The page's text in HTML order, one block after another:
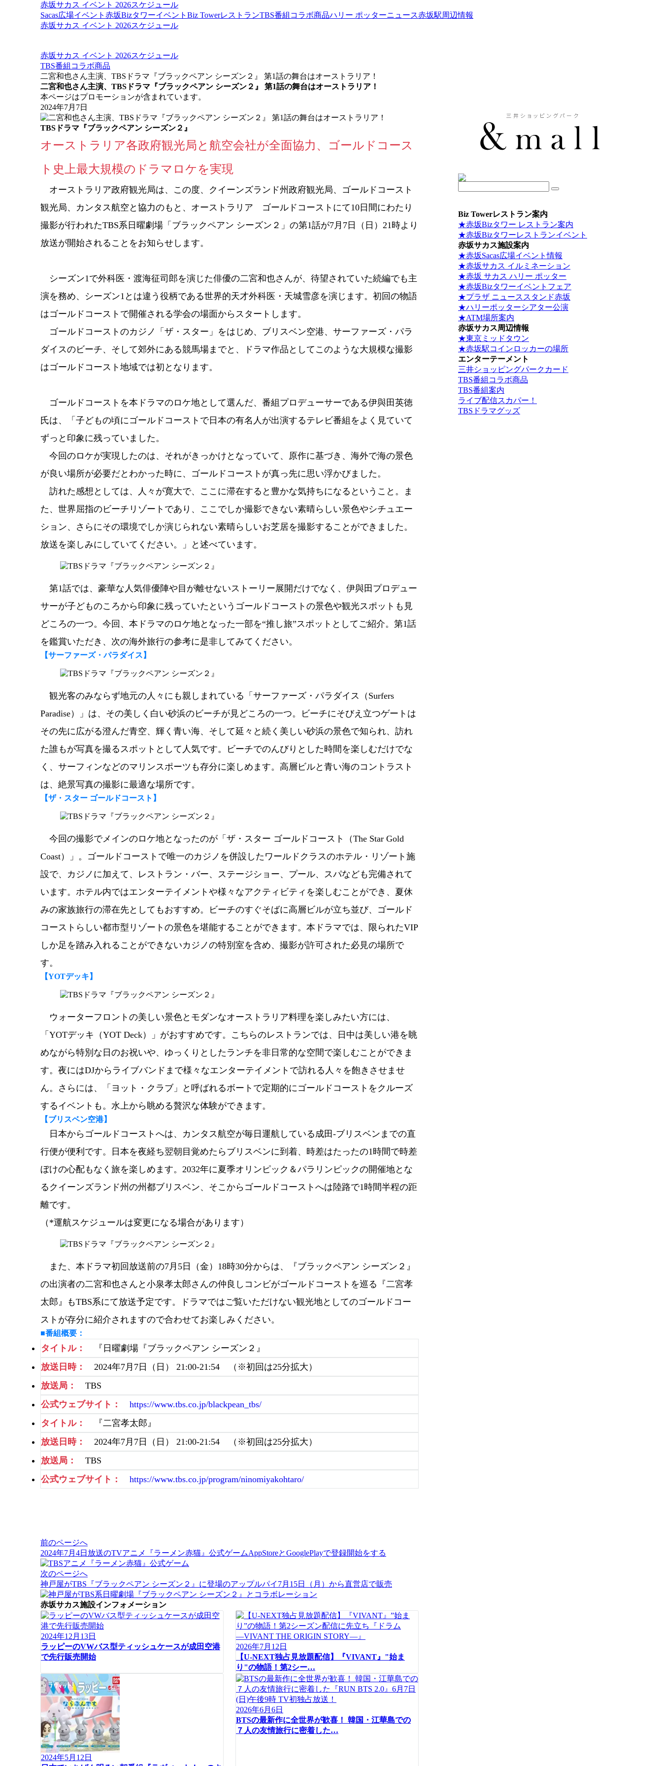
赤坂サカス イベント 2026スケジュール
Sacas広場イベント 赤坂Bizタワーイベント Biz TowerレストランTBS番組コラボ商品ハリー ポッターニュース赤坂駅周辺情報
赤坂サカス イベント 2026スケジュール
赤坂サカス イベント 2026スケジュール
TBS番組コラボ商品
二宮和也さん主演、TBSドラマ『ブラックペアン シーズン２』 第1話の舞台はオーストラリア！
二宮和也さん主演、TBSドラマ『ブラックペアン シーズン２』 第1話の舞台はオーストラリア！
本ページはプロモーションが含まれています。
2024年7月7日
TBSドラマ『ブラックペアン シーズン２』
オーストラリア各政府観光局と航空会社が全面協力、ゴールドコース
ト史上最大規模のドラマロケを実現
オーストラリア政府観光局は、この度、クイーンズランド州政府観光局、ゴールドコースト
観光局、カンタス航空と協力のもと、オーストラリア ゴールドコーストにて10日間にわたり
撮影が行われたTBS系日曜劇場「ブラックペアン シーズン２」の第1話が7月7日（日）21時より
放送が開始されることをお知らせします。
シーズン1で外科医・渡海征司郎を演じた俳優の二宮和也さんが、待望されていた続編でも主
演を務め、シーズン1とは違う役柄である世界的天才外科医・天城雪彦を演じます。初回の物語
はゴールドコーストで開催される学会の場面からスタートします。
ゴールドコーストのカジノ「ザ・スター」をはじめ、ブリスベン空港、サーファーズ・パラ
ダイスのビーチ、そして郊外にある競馬場までと、ドラマ作品としてこのような大規模な撮影
はゴールドコースト地域では初となります。
ゴールドコーストを本ドラマのロケ地として選んだ、番組プロデューサーである伊與田英徳
氏は、「子どもの頃にゴールドコーストで日本の有名人が出演するテレビ番組をよく見ていて
ずっと印象に残っていました。
今回のロケが実現したのは、それがきっかけとなっていて、原作に基づき、海外で海の景色
が良い場所が必要だとわかった時に、ゴールドコーストが真っ先に思い浮かびました。
訪れた感想としては、人々が寛大で、ここに滞在すると豊かな気持ちになるということ。ま
た、世界屈指のビーチリゾートであり、ここでしか撮影できない素晴らしい景色やシチュエー
ション、さらにその環境でしか演じられない素晴らしいお芝居を撮影することができました。
放送を楽しみにしていてください。」と述べています。
第1話では、豪華な人気俳優陣や目が離せないストーリー展開だけでなく、伊與田プロデュー
サーが子どものころから印象に残っていたというゴールドコーストの景色や観光スポットも見
どころの一つ。今回、本ドラマのロケ地となった一部を“推し旅”スポットとしてご紹介。第1話
を鑑賞いただき、次の海外旅行の参考に是非してみてください。
【サーファーズ・パラダイス】
観光客のみならず地元の人々にも親しまれている「サーファーズ・パラダイス（Surfers
Paradise）」は、その美しく白い砂浜のビーチが見どころの一つ。ビーチにそびえ立つゲートは
その先に広がる澄んだ青空、輝く青い海、そして延々と続く美しい砂浜の景色で知られ、訪れ
た誰もが写真を撮るスポットとして人気です。ビーチでのんびりとした時間を楽しむだけでな
く、サーフィンなどのマリンスポーツも存分に楽しめます。高層ビルと青い海のコントラスト
は、絶景写真の撮影に最適な場所です。
【ザ・スター ゴールドコースト 】
今回の撮影でメインのロケ地となったのが「ザ・スター ゴールドコースト（The Star Gold
Coast）」。ゴールドコーストで唯一のカジノを併設したワールドクラスのホテル・リゾート施
設で、カジノに加えて、レストラン・バー、ステージショー、プール、スパなども完備されて
います。ホテル内ではエンターテイメントや様々なアクティビティを楽しむことができ、夏休
みの家族旅行の滞在先としてもおすすめ。ビーチのすぐそばに高層ビルが立ち並び、ゴールド
コーストらしい都市型リゾートの景色を堪能することができます。本ドラマでは、限られたVIP
しか足を踏み入れることができないカジノの特別室を含め、撮影が許可された必見の場所で
す。
【YOTデッキ 】
ウォーターフロントの美しい景色とモダンなオーストラリア料理を楽しみたい方には、
「YOTデッキ（YOT Deck）」がおすすめです。こちらのレストランでは、日中は美しい港を眺
めながら特別な日のお祝いや、ゆっくりとしたランチを非日常的な空間で楽しむことができま
す。夜にはDJからライブバンドまで様々なエンターテイメントで訪れる人々を飽きさせませ
ん。さらには、「ヨット・クラブ」と呼ばれるボートで定期的にゴールドコーストをクルーズ
するイベントも。水上から眺める贅沢な体験ができます。
【ブリスベン空港】
日本からゴールドコーストへは、カンタス航空が毎日運航している成田-ブリスベンまでの直
行便が便利です。日本を夜経ち翌朝目覚めたらブリスベンに到着、時差はたったの1時間で時差
ぼけの心配もなく旅を楽しめます。2032年に夏季オリンピック＆パラリンピックの開催地とな
るクイーンズランド州の州都ブリスベン、そこからゴールドコーストへは陸路で1時間半程の距
離です。
（*運航スケジュールは変更になる場合があります）
また、本ドラマ初回放送前の7月5日（金）18時30分からは、『ブラックペアン シーズン２』
の出演者の二宮和也さんと小泉孝太郎さんの仲良しコンビがゴールドコーストを巡る『二宮孝
太郎』もTBS系にて放送予定です。ドラマではご覧いただけない観光地としてのゴールドコー
ストが存分に紹介されますので合わせてお楽しみください。
■番組概要：
タイトル：
『日曜劇場『ブラックペアン シーズン２』
放送日時：
2024年7月7日（日） 21:00-21:54 （※初回は25分拡大）
放送局：
TBS
公式ウェブサイト：
https://www.tbs.co.jp/blackpean_tbs/
タイトル：
『二宮孝太郎』
放送日時：
2024年7月7日（日） 21:00-21:54 （※初回は25分拡大）
放送局：
TBS
公式ウェブサイト：
https://www.tbs.co.jp/program/ninomiyakohtaro/
投
稿
ナ
ビ
ゲ
ー
シ
ョ
ン
前のページへ
2024年7月4日放送のTVアニメ『ラーメン赤猫』公式ゲームAppStoreとGooglePlayで登録開始をする
次のページへ
神戸屋がTBS『ブラックペアン シーズン２』に登場のアップルパイ7月15日（月）から直営店で販売
赤坂サカス施設インフォメーション
2024年12月13日
ラッピーのVWバス型ティッシュケースが成田空港
で先行販売開始
2026年7月12日
【U-NEXT独占見放題配信】『VIVANT』"始ま
り"の物語！第2シー…
2024年5月12日
2026年6月6日
BTSの最新作に全世界が歓喜！ 韓国・江華島での
７人の友情旅行に密着した…
Biz Towerレストラン案内
★赤坂Bizタワー レストラン案内
★赤坂Bizタワーレストランイベント
赤坂サカス施設案内
★赤坂Sacas広場イベント情報
★赤坂サカス イルミネーション
★赤坂 サカス ハリー ポッター
★赤坂Bizタワーイベントフェア
★プラザ ニューススタンド赤坂
★ハリーポッターシアター公演
★ATM場所案内
赤坂サカス周辺情報
★東京ミッドタウン
★赤坂駅コインロッカーの場所
エンターテーメント
三井ショッピングパークカード
TBS番組コラボ商品
TBS番組案内
ライブ配信スカパー！
TBSドラマグッズ